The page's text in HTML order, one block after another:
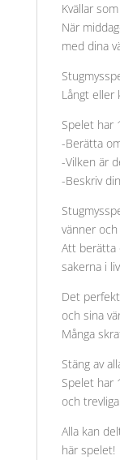
Kvällar
När
med dina
Långt eller
Spelet har
-Berätta
-Vilken är
-Beskriv
vänner och
Att berätta
sakerna i
Det
och sina
Många
Stäng av
Spelet har
och
Alla kan
här spelet!